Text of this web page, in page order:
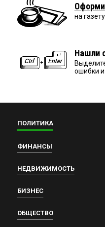
на
Нашли
ошибки
ПОЛИТИКА
ФИНАНСЫ
НЕДВИЖИМОСТЬ
БИЗНЕС
ОБЩЕСТВО